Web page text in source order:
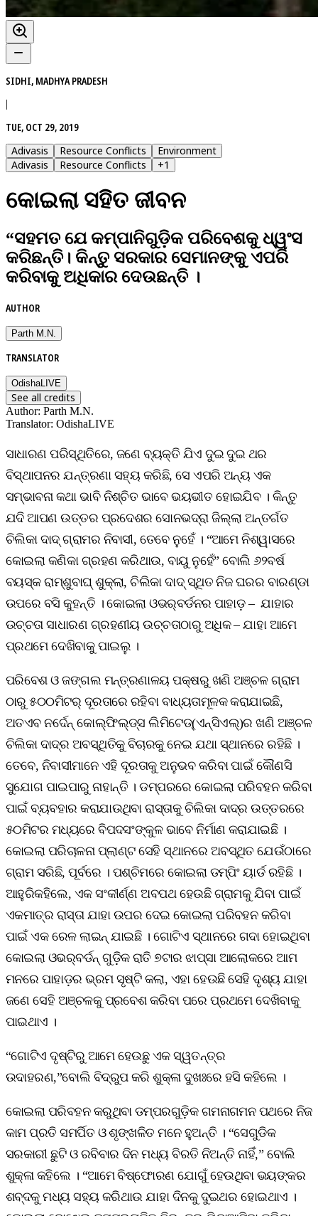
SIDHI, MADHYA PRADESH
|
TUE, OCT 29, 2019
Adivasis
Resource Conflicts
Environment
Adivasis
Resource Conflicts +1
କୋଇଲା ସହିତ ଜୀବନ
“ସହମତ ଯେ କମ୍ପାନିଗୁଡ଼ିକ ପରିବେଶକୁ ଧ୍ୱଂସ
କରିଛନ୍ତି। କିନ୍ତୁ ସରକାର ସେମାନଙ୍କୁ ଏପରି
କରିବାକୁ ଅଧିକାର ଦେଉଛନ୍ତି ।
AUTHOR
Parth M.N.
TRANSLATOR
OdishaLIVE
See all credits
Author: Parth M.N.
Translator: OdishaLIVE
ସାଧାରଣ ପରିସ୍ଥିତିରେ, ଜଣେ ବ୍ୟକ୍ତି ଯିଏ ଦୁଇ ଦୁଇ ଥର
ବିସ୍ଥାପନର ଯନ୍ତ୍ରଣା ସହ୍ୟ କରିଛି, ସେ ଏପରି ଅନ୍ୟ ଏକ
ସମ୍ଭାବନା କଥା ଭାବି ନିଶ୍ଚିତ ଭାବେ ଭୟଭୀତ ହୋଇଯିବ । କିନ୍ତୁ
ଯଦି ଆପଣ ଉତ୍ତର ପ୍ରଦେଶର ସୋନଭଦ୍ରା ଜିଲ୍ଲା ଅନ୍ତର୍ଗତ
ଚିଲିକା ଦାଦ୍‌ ଗ୍ରାମର ନିବାସୀ, ତେବେ ନୁହେଁ । “ଆମେ ନିଶ୍ୱାସରେ
କୋଇଲା କଣିକା ଗ୍ରହଣ କରିଥାଉ, ବାୟୁ ନୁହେଁ” ବୋଲି ୬୨ବର୍ଷ
ବୟସ୍କ ରାମ୍‌ଶୁବାଘ୍‌ ଶୁକ୍ଲା, ଚିଲିକା ଦାଦ୍‌ ସ୍ଥିତ ନିଜ ଘରର ବାରଣ୍ଡା
ଉପରେ ବସି କୁହନ୍ତି । କୋଇଲା ଓଭର୍‌ବର୍ଡନର ପାହାଡ଼ – ଯାହାର
ଉଚ୍ଚତା ସାଧାରଣ ଗ୍ରହଣୀୟ ଉଚ୍ଚତାଠାରୁ ଅଧିକ – ଯାହା ଆମେ
ପ୍ରଥମେ ଦେଖିବାକୁ ପାଇଲୁ ।
ପରିବେଶ ଓ ଜଙ୍ଗଲ ମନ୍ତ୍ରଣାଳୟ ପକ୍ଷରୁ ଖଣି ଅଞ୍ଚଳ ଗ୍ରାମ
ଠାରୁ ୫୦୦ମିଟର୍‌ ଦୂରତାରେ ରହିବା ବାଧ୍ୟତାମୂଳକ କରାଯାଇଛି,
ଅତଏବ ନର୍ଦେନ୍‌ କୋଲ୍‌ଫିଲ୍ଡ୍‌ସ ଲିମିଟେଡ୍‌(ଏନ୍‌ସିଏଲ୍‌)ର ଖଣି ଅଞ୍ଚଳ
ଚିଲିକା ଦାଦ୍‌ର ଅବସ୍ଥିତିକୁ ବିଚାରକୁ ନେଇ ଯଥା ସ୍ଥାନରେ ରହିଛି ।
ତେବେ, ନିବାସୀମାନେ ଏହି ଦୂରତାକୁ ଅନୁଭବ କରିବା ପାଇଁ କୌଣସି
ସୁଯୋଗ ପାଇପାରୁ ନାହାନ୍ତି । ଡମ୍ପରରେ କୋଇଲା ପରିବହନ କରିବା
ପାଇଁ ବ୍ୟବହାର କରାଯାଉଥିବା ରାସ୍ତାକୁ ଚିଲିକା ଦାଦ୍‌ର ଉତ୍ତରରେ
୫୦ମିଟର ମଧ୍ୟରେ ବିପଦସଂଙ୍କୁଳ ଭାବେ ନିର୍ମାଣ କରାଯାଇଛି ।
କୋଇଲା ପରିଚାଳନା ପ୍ଲାଣ୍ଟ ସେହି ସ୍ଥାନରେ ଅବସ୍ଥିତ ଯେଉଁଠାରେ
ଗ୍ରାମ ସରିଛି, ପୂର୍ବରେ । ପଶ୍ଚିମରେ କୋଇଲା ଡମ୍ପିଂ ୟାର୍ଡ ରହିଛି ।
ଆହୁରିକହିଲେ, ଏକ ସଂକୀର୍ଣ୍ଣ ଅବପଥ ହେଉଛି ଗ୍ରାମକୁ ଯିବା ପାଇଁ
ଏକମାତ୍ର ରାସ୍ତା ଯାହା ଉପର ଦେଇ କୋଇଲା ପରିବହନ କରିବା
ପାଇଁ ଏକ ରେଳ ଲାଇନ୍‌ ଯାଇଛି । ଗୋଟିଏ ସ୍ଥାନରେ ଗଦା ହୋଇଥିବା
କୋଇଲା ଓଭର୍‌ବର୍ଡନ୍‌ ଗୁଡ଼ିକ ରାତି ୭ଟାର ଝାପ୍‌ସା ଆଲୋକରେ ଆମ
ମନରେ ପାହାଡ଼ର ଭ୍ରମ ସୃଷ୍ଟି କଲା, ଏହା ହେଉଛି ସେହି ଦୃଶ୍ୟ ଯାହା
ଜଣେ ସେହି ଅଞ୍ଚଳକୁ ପ୍ରବେଶ କରିବା ପରେ ପ୍ରଥମେ ଦେଖିବାକୁ
ପାଇଥାଏ ।
“ଗୋଟିଏ ଦୃଷ୍ଟିରୁ ଆମେ ହେଉଛୁ ଏକ ସ୍ୱତନ୍ତ୍ର
ଉଦାହରଣ,”ବୋଲି ବିଦ୍ରୁପ କରି ଶୁକ୍ଳା ଦୁଖଃରେ ହସି କହିଲେ ।
କୋଇଲା ପରିବହନ କରୁଥିବା ଡମ୍ପରଗୁଡ଼ିକ ଗମନାଗମନ ପଥରେ ନିଜ
କାମ ପ୍ରତି ସମର୍ପିତ ଓ ଶୃଙ୍ଖଳିତ ମନେ ହୁଅନ୍ତି । “ସେଗୁଡିକ
ସରକାରୀ ଛୁଟି ଓ ରବିବାର ଦିନ ମଧ୍ୟ ବିରତି ନିଅନ୍ତି ନାହିଁ,” ବୋଲି
ଶୁକ୍ଳା କହିଲେ । “ଆମେ ବିଷ୍ଫୋରଣ ଯୋଗୁଁ ହେଉଥିବା ଭୟଙ୍କର
ଶବ୍ଦକୁ ମଧ୍ୟ ସହ୍ୟ କରିଥାଉ ଯାହା ଦିନକୁ ଦୁଇଥର ହୋଇଥାଏ ।